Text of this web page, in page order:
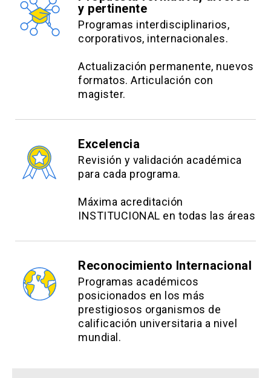
y pertinente
Programas interdisciplinarios,
corporativos, internacionales.
Actualización permanente, nuevos
formatos. Articulación con
magister.
Excelencia
Revisión y validación académica
para cada programa.
Máxima acreditación
INSTITUCIONAL en todas las áreas
Reconocimiento Internacional
Programas académicos
posicionados en los más
prestigiosos organismos de
calificación universitaria a nivel
mundial.